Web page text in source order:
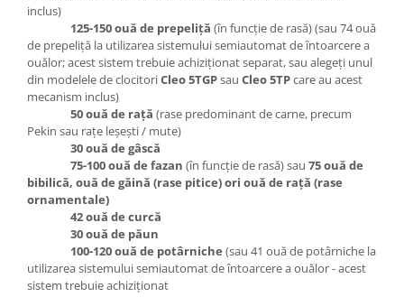
inclus)
125-150 ouă de prepeliţă (în funcţie de rasă) (sau 74 ouă
de prepeliţă la utilizarea sistemului semiautomat de întoarcere a
ouălor; acest sistem trebuie achiziţionat separat, sau alegeţi unul
din modelele de clocitoriCleo 5TGPsau Cleo 5TPcare au acest
mecanism inclus)
50 ouă de raţă (rase predominant de carne, precum
Pekin sau raţe leşeşti / mute)
30 ouă de gâscă
75-100 ouă de fazan (în funcţie de rasă) sau 75 ouă de
bibilică, ouă de găină (rase pitice) ori ouă de raţă (rase
ornamentale)
42 ouă de curcă
30 ouă de păun
100-120 ouă de potârniche (sau 41 ouă de potârniche la
utilizarea sistemului semiautomat de întoarcere a ouălor - acest
sistem trebuie achiziţionat